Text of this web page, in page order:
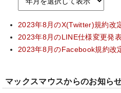
2023年8月のX(Twitter)規約改
2023年8月のLINE仕様変更発
2023年8月のFacebook規約改
マックスマウスからのお知ら